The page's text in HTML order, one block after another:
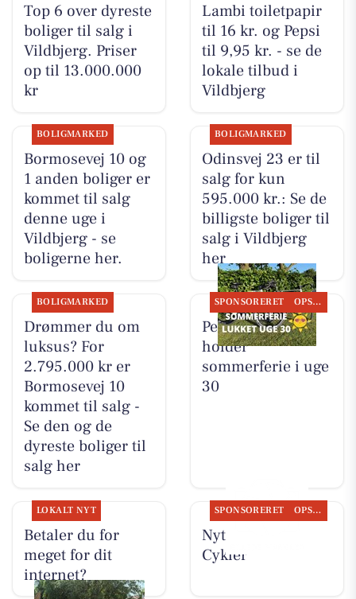
Top 6 over dyreste
boliger til salg i
Vildbjerg. Priser
op til 13.000.000
kr
Lambi toiletpapir
til 16 kr. og Pepsi
til 9,95 kr. - se de
lokale tilbud i
Vildbjerg
BOLIGMARKED
Bormosevej 10 og
1 anden boliger er
kommet til salg
denne uge i
Vildbjerg - se
boligerne her.
BOLIGMARKED
Odinsvej 23 er til
salg for kun
595.000 kr.: Se de
billigste boliger til
salg i Vildbjerg
her
BOLIGMARKED
Drømmer du om
luksus? For
2.795.000 kr er
Bormosevej 10
kommet til salg -
Se den og de
dyreste boliger til
salg her
SPONSORERET OPSLAGSTAVLEN
Per P. Cykler
holder
sommerferie i uge
30
LOKALT NYT
Betaler du for
meget for dit
internet?
SPONSORERET OPSLAGSTAVLEN
Nyt fra Per P.
Cykler